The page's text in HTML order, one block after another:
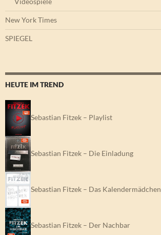
New York Times
SPIEGEL
HEUTE IM TREND
Sebastian Fitzek – Playlist
Sebastian Fitzek – Die Einladung
Sebastian Fitzek – Das Kalendermädchen
Sebastian Fitzek – Der Nachbar